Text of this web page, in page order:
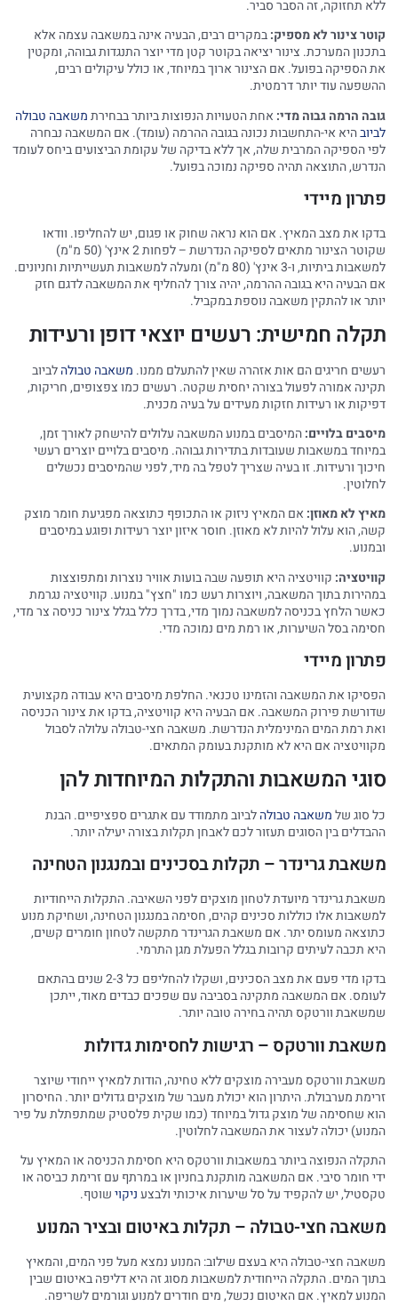
ללא תחזוקה, זה הסבר סביר.
קוטר צינור לא מספיק:במקרים רבים, הבעיה אינה במשאבה עצמה אלא
בתכנון המערכת. צינור יציאה בקוטר קטן מדי יוצר התנגדות גבוהה, ומקטין
את הספיקה בפועל. אם הצינור ארוך במיוחד, או כולל עיקולים רבים,
ההשפעה עוד יותר דרמטית.
גובה הרמה גבוה מדי: אחת הטעויות הנפוצות ביותר בבחירתמשאבה טבולה
לביובהיא אי-התחשבות נכונה בגובה ההרמה (עומד). אם המשאבה נבחרה
לפי הספיקה המרבית שלה, אך ללא בדיקה של עקומת הביצועים ביחס לעומד
הנדרש, התוצאה תהיה ספיקה נמוכה בפועל.
פתרון מיידי
בדקו את מצב המאיץ. אם הוא נראה שחוק או פגום, יש להחליפו. וודאו
שקוטר הצינור מתאים לספיקה הנדרשת – לפחות 2 אינץ' (50 מ"מ)
למשאבות ביתיות, ו-3 אינץ' (80 מ"מ) ומעלה למשאבות תעשייתיות וחניונים.
אם הבעיה היא בגובה ההרמה, יהיה צורך להחליף את המשאבה לדגם חזק
יותר או להתקין משאבה נוספת במקביל.
תקלה חמישית: רעשים יוצאי דופן ורעידות
רעשים חריגים הם אות אזהרה שאין להתעלם ממנו. משאבה טבולהלביוב
תקינה אמורה לפעול בצורה יחסית שקטה. רעשים כמו צפצופים, חריקות,
דפיקות או רעידות חזקות מעידים על בעיה מכנית.
מיסבים בלויים:המיסבים במנוע המשאבה עלולים להישחק לאורך זמן,
במיוחד במשאבות שעובדות בתדירות גבוהה. מיסבים בלויים יוצרים רעשי
חיכוך ורעידות. זו בעיה שצריך לטפל בה מיד, לפני שהמיסבים נכשלים
לחלוטין.
מאיץ לא מאוזן: אם המאיץ ניזוק או התכופף כתוצאה מפגיעת חומר מוצק
קשה, הוא עלול להיות לא מאוזן. חוסר איזון יוצר רעידות ופוגע במיסבים
ובמנוע.
קוויטציה: קוויטציה היא תופעה שבה בועות אוויר נוצרות ומתפוצצות
במהירות בתוך המשאבה, ויוצרות רעש כמו "חצץ" במנוע. קוויטציה נגרמת
כאשר הלחץ בכניסה למשאבה נמוך מדי, בדרך כלל בגלל צינור כניסה צר מדי,
חסימה בסל השיערות, או רמת מים נמוכה מדי.
פתרון מיידי
הפסיקו את המשאבה והזמינו טכנאי. החלפת מיסבים היא עבודה מקצועית
שדורשת פירוק המשאבה. אם הבעיה היא קוויטציה, בדקו את צינור הכניסה
ואת רמת המים המינימלית הנדרשת. משאבה חצי-טבולה עלולה לסבול
מקוויטציה אם היא לא מותקנת בעומק המתאים.
סוגי המשאבות והתקלות המיוחדות להן
כל סוג שלמשאבה טבולהלביוב מתמודד עם אתגרים ספציפיים. הבנת
ההבדלים בין הסוגים תעזור לכם לאבחן תקלות בצורה יעילה יותר.
משאבת גרינדר – תקלות בסכינים ובמנגנון הטחינה
משאבת גרינדר מיועדת לטחון מוצקים לפני השאיבה. התקלות הייחודיות
למשאבות אלו כוללות סכינים קהים, חסימה במנגנון הטחינה, ושחיקת מנוע
כתוצאה מעומס יתר. אם משאבת הגרינדר מתקשה לטחון חומרים קשים,
היא תכבה לעיתים קרובות בגלל הפעלת מגן התרמי.
בדקו מדי פעם את מצב הסכינים, ושקלו להחליפם כל 2-3 שנים בהתאם
לעומס. אם המשאבה מתקינה בסביבה עם שפכים כבדים מאוד, ייתכן
שמשאבת וורטקס תהיה בחירה טובה יותר.
משאבת וורטקס – רגישות לחסימות גדולות
משאבת וורטקס מעבירה מוצקים ללא טחינה, הודות למאיץ ייחודי שיוצר
זרימת מערבולת. היתרון הוא יכולת מעבר של מוצקים גדולים יותר. החיסרון
הוא שחסימה של מוצק גדול במיוחד (כמו שקית פלסטיק שמתפתלת על פיר
המנוע) יכולה לעצור את המשאבה לחלוטין.
התקלה הנפוצה ביותר במשאבות וורטקס היא חסימת הכניסה או המאיץ על
ידי חומר סיבי. אם המשאבה מותקנת בחניון או במרתף עם זרימת כביסה או
טקסטיל, יש להקפיד על סל שיערות איכותי ולבצעניקוישוטף.
משאבה חצי-טבולה – תקלות באיטום ובציר המנוע
משאבה חצי-טבולה היא בעצם שילוב: המנוע נמצא מעל פני המים, והמאיץ
בתוך המים. התקלה הייחודית למשאבות מסוג זה היא דליפה באיטום שבין
המנוע למאיץ. אם האיטום נכשל, מים חודרים למנוע וגורמים לשריפה.